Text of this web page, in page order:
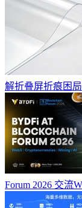
解折叠屏折痕困局
Forum 2026 交流